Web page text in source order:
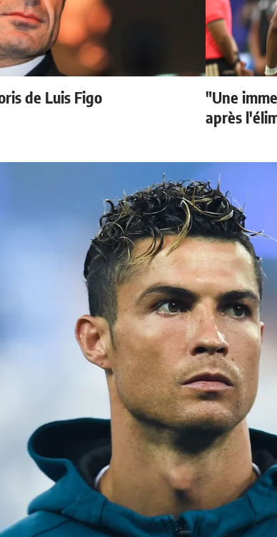
de Luis Figo
"Une
après